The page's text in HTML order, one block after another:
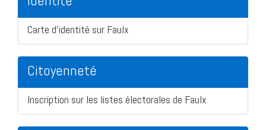
Carte d'identité sur Faulx
Citoyenneté
Inscription sur les listes électorales de Faulx